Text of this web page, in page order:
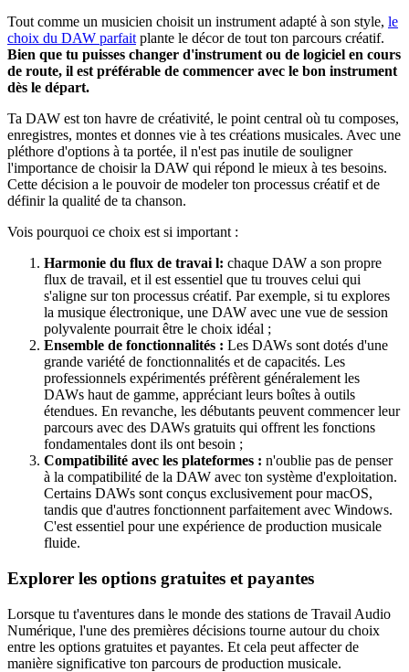
Tout comme un musicien choisit un instrument adapté à son style, le
choix du DAW parfait plante le décor de tout ton parcours créatif.
Bien que tu puisses changer d'instrument ou de logiciel en cours
de route, il est préférable de commencer avec le bon instrument
dès le départ.
Ta DAW est ton havre de créativité, le point central où tu composes,
enregistres, montes et donnes vie à tes créations musicales. Avec une
pléthore d'options à ta portée, il n'est pas inutile de souligner
l'importance de choisir la DAW qui répond le mieux à tes besoins.
Cette décision a le pouvoir de modeler ton processus créatif et de
définir la qualité de ta chanson.
Vois pourquoi ce choix est si important :
Harmonie du flux de travai l: chaque DAW a son propre
flux de travail, et il est essentiel que tu trouves celui qui
s'aligne sur ton processus créatif. Par exemple, si tu explores
la musique électronique, une DAW avec une vue de session
polyvalente pourrait être le choix idéal ;
Ensemble de fonctionnalités : Les DAWs sont dotés d'une
grande variété de fonctionnalités et de capacités. Les
professionnels expérimentés préfèrent généralement les
DAWs haut de gamme, appréciant leurs boîtes à outils
étendues. En revanche, les débutants peuvent commencer leur
parcours avec des DAWs gratuits qui offrent les fonctions
fondamentales dont ils ont besoin ;
Compatibilité avec les plateformes : n'oublie pas de penser
à la compatibilité de la DAW avec ton système d'exploitation.
Certains DAWs sont conçus exclusivement pour macOS,
tandis que d'autres fonctionnent parfaitement avec Windows.
C'est essentiel pour une expérience de production musicale
fluide.
Explorer les options gratuites et payantes
Lorsque tu t'aventures dans le monde des stations de Travail Audio
Numérique, l'une des premières décisions tourne autour du choix
entre les options gratuites et payantes. Et cela peut affecter de
manière significative ton parcours de production musicale.